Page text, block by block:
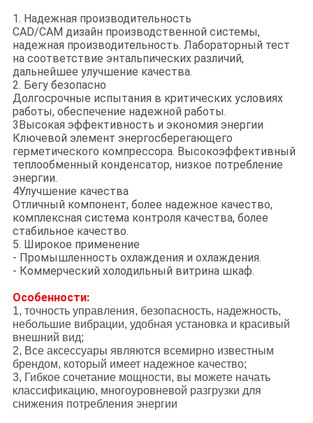
1. Надежная производительность
CAD/CAM дизайн производственной системы,
надежная производительность. Лабораторный тест
на соответствие энтальпических различий,
дальнейшее улучшение качества.
2. Бегу безопасно
Долгосрочные испытания в критических условиях
работы, обеспечение надежной работы.
3Высокая эффективность и экономия энергии
Ключевой элемент энергосберегающего
герметического компрессора. Высокоэффективный
теплообменный конденсатор, низкое потребление
энергии.
4Улучшение качества
Отличный компонент, более надежное качество,
комплексная система контроля качества, более
стабильное качество.
5. Широкое применение
- Промышленность охлаждения и охлаждения.
- Коммерческий холодильный витрина шкаф.
Особенности:
1, точность управления, безопасность, надежность,
небольшие вибрации, удобная установка и красивый
внешний вид;
2, Все аксессуары являются всемирно известным
брендом, который имеет надежное качество;
3, Гибкое сочетание мощности, вы можете начать
классификацию, многоуровневой разгрузки для
снижения потребления энергии